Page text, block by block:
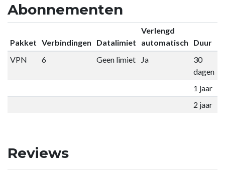
Abonnementen
Pakket Verbindingen Datalimiet
Verlengd
automatisch
Duur
VPN
6 Geen limiet Ja
30
dagen
1 jaar
2 jaar
Reviews